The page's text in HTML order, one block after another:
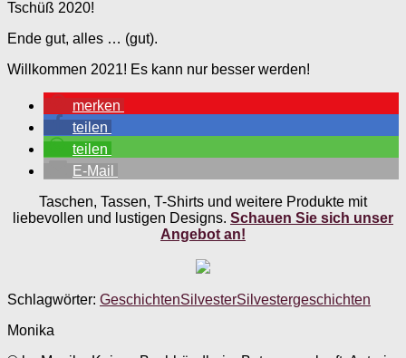
Tschüß 2020!
Ende gut, alles … (gut).
Willkommen 2021! Es kann nur besser werden!
merken
teilen
teilen
E-Mail
Taschen, Tassen, T-Shirts und weitere Produkte mit
liebevollen und lustigen Designs. Schauen Sie sich unser
Angebot an!
Schlagwörter: GeschichtenSilvesterSilvestergeschichten
Monika